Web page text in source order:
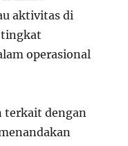
aktivitas di
operasional
terkait dengan